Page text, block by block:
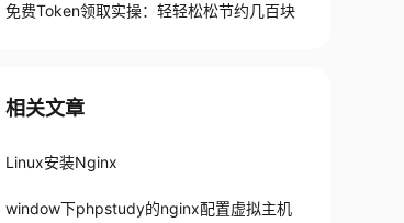
免费Token领取实操：轻轻松松节约几百块
相关文章
Linux安装Nginx
window下phpstudy的nginx配置虚拟主机